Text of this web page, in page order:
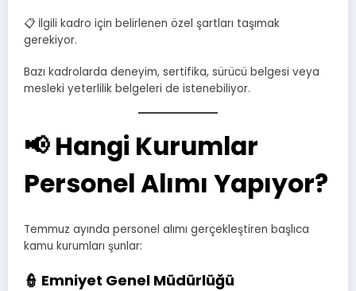
📋 İlgili kadro için belirlenen özel şartları taşımak
gerekiyor.
Bazı kadrolarda deneyim, sertifika, sürücü belgesi veya
mesleki yeterlilik belgeleri de istenebiliyor.
📢 Hangi Kurumlar
Personel Alımı Yapıyor?
Temmuz ayında personel alımı gerçekleştiren başlıca
kamu kurumları şunlar:
👮 Emniyet Genel Müdürlüğü